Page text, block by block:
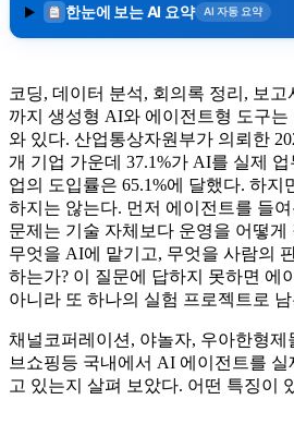
한눈에 보는 AI 요약 AI 자동 요약
코딩, 데이터 분석, 회의록 정리, 보
까지 생성형 AI와 에이전트형 도구는
와 있다. 산업통상자원부가 의뢰한
개 기업 가운데 37.1%가 AI를 실제 업
업의 도입률은 65.1%에 달했다. 하지
하지는 않는다. 먼저 에이전트를 들
문제는 기술 자체보다 운영을 어떻게
무엇을 AI에 맡기고, 무엇을 사람의
하는가? 이 질문에 답하지 못하면 에
아니라 또 하나의 실험 프로젝트로
채널코퍼레이션, 야놀자, 우아한형제
브쇼핑등 국내에서 AI 에이전트를
고 있는지 살펴 보았다. 어떤 특징이